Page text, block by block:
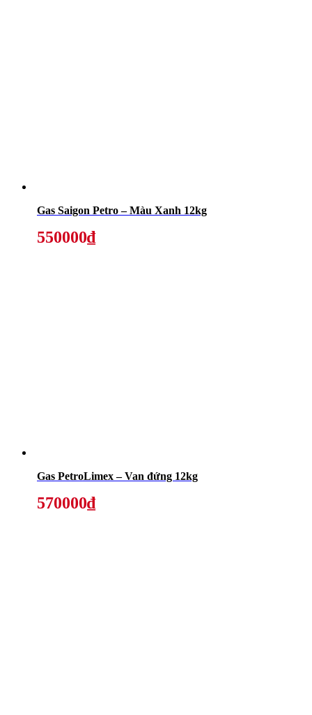
Gas Saigon Petro – Màu Xanh 12kg
550000₫
Gas PetroLimex – Van đứng 12kg
570000₫